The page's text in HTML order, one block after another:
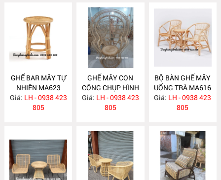
GHẾ BAR MÂY TỰ
NHIÊN MA623
Giá: LH - 0938 423
805
GHẾ MÂY CON
CÔNG CHỤP HÌNH
DECOR MA618
Giá: LH - 0938 423
805
BỘ BÀN GHẾ MÂY
UỐNG TRÀ MA616
Giá: LH - 0938 423
805